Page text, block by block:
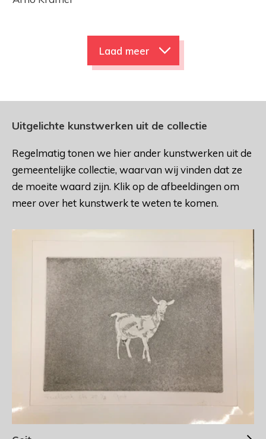
Laad meer
Uitgelichte kunstwerken uit de collectie
Regelmatig tonen we hier ander kunstwerken uit de
gemeentelijke collectie, waarvan wij vinden dat ze
de moeite waard zijn. Klik op de afbeeldingen om
meer over het kunstwerk te weten te komen.